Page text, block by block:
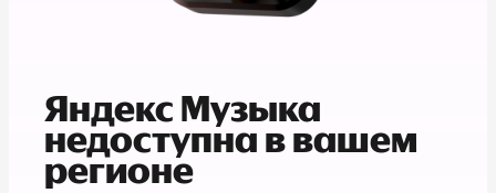
Яндекс Музыка
недоступна в вашем
регионе